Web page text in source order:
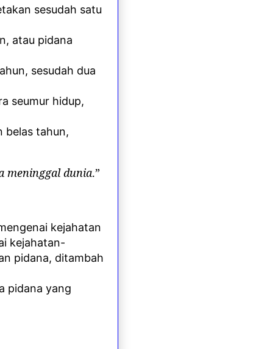
sesudah satu
atau pidana
sesudah dua
seumur hidup,
belas tahun,
meninggal dunia.”
kejahatan
kejahatan-
pidana, ditambah
pidana yang